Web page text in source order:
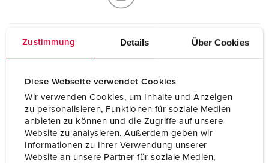
Zustimmung Details Über Cookies
Diese Webseite verwendet Cookies
Wir verwenden Cookies, um Inhalte und Anzeigen
zu personalisieren, Funktionen für soziale Medien
anbieten zu können und die Zugriffe auf unsere
Website zu analysieren. Außerdem geben wir
Informationen zu Ihrer Verwendung unserer
Website an unsere Partner für soziale Medien,
Richtlinien
REACh
RoHS